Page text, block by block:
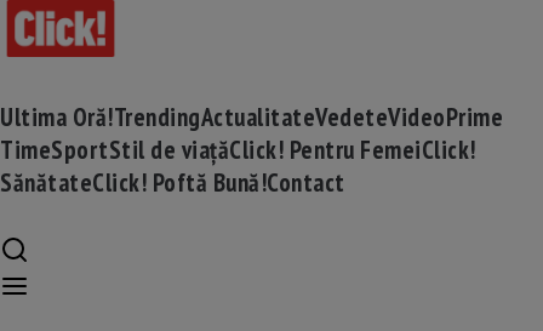
Ultima Oră!TrendingActualitateVedeteVideoPrime
TimeSportStil de viațăClick! Pentru FemeiClick!
SănătateClick! Poftă Bună!Contact